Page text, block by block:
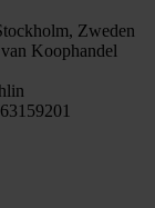
Zweden
Koophandel